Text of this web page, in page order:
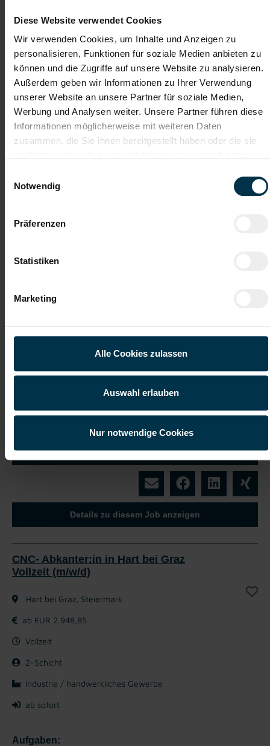
Diese Website verwendet Cookies
Wir verwenden Cookies, um Inhalte und Anzeigen zu
personalisieren, Funktionen für soziale Medien anbieten zu
können und die Zugriffe auf unsere Website zu analysieren.
Außerdem geben wir Informationen zu Ihrer Verwendung
unserer Website an unsere Partner für soziale Medien,
Werbung und Analysen weiter. Unsere Partner führen diese
Informationen möglicherweise mit weiteren Daten
zusammen, die Sie ihnen bereitgestellt haben oder die sie
Notwendig
Präferenzen
Statistiken
Marketing
Alle Cookies zulassen
Auswahl erlauben
Nur notwendige Cookies
Ab 3-Schicht
Industrie / handwerkliches Gewerbe
ab sofort
Dir macht Spaß:
Herstellung von Verpackungsmaterial
Bedienen der Produktionsmaschinen
Wartung der Maschinen
Worauf wartest du? Zeig uns dein Talent und bewirb
dich jetzt - wir freuen uns auf dich!
Kriwetz Victoria unter +43 5 7505 8063 zur Verfügung.
Jetzt bewerben
Details zu diesem Job anzeigen
CNC- Abkanter:in in Hart bei Graz
Vollzeit (m/w/d)
Hart bei Graz, Steiermark
ab EUR 2.948,85
Vollzeit
2-Schicht
Industrie / handwerkliches Gewerbe
ab sofort
Aufgaben: